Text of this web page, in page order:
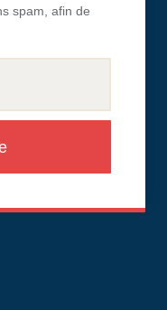
spam, afin de